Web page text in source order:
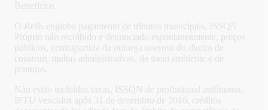
Benefícios
O Refis engloba pagamento de tributos municipais, ISSQN
Próprio não recolhido e denunciado espontaneamente, preços
públicos, contrapartida da outorga onerosa do direito de
construir, multas administrativas, de meio ambiente e de
posturas.
Não estão incluídos taxas, ISSQN de profissional autônomo,
IPTU vencidos após 31 de dezembro de 2016, créditos